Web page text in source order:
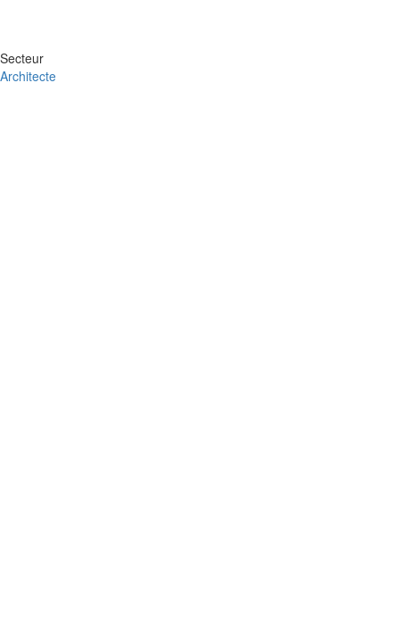
Secteur
Architecte